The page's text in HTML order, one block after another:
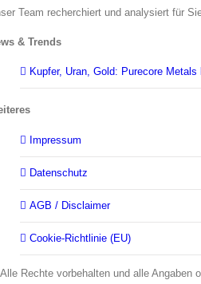
Team recherchiert und analysiert für
& Trends
Kupfer, Uran, Gold: Purecore
Impressum
Datenschutz
AGB / Disclaimer
Cookie-Richtlinie (EU)
Alle Rechte vorbehalten und alle Angaben